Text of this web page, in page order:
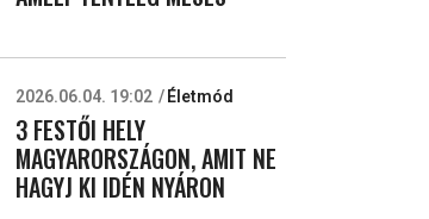
2026.06.04. 19:02 Életmód
3 FESTŐI HELY
MAGYARORSZÁGON, AMIT NE
HAGYJ KI IDÉN NYÁRON